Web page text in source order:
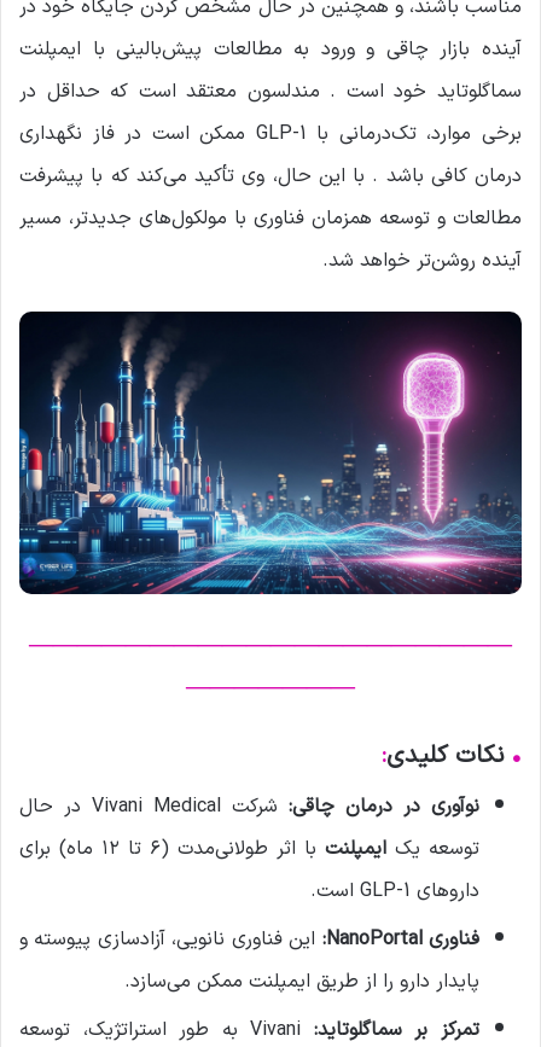
مناسب باشند، و همچنین در حال مشخص کردن جایگاه خود در
آینده بازار چاقی و ورود به مطالعات پیش‌بالینی با ایمپلنت
سماگلوتاید خود است . مندلسون معتقد است که حداقل در
برخی موارد، تک‌درمانی با GLP-1 ممکن است در فاز نگهداری
درمان کافی باشد . با این حال، وی تأکید می‌کند که با پیشرفت
مطالعات و توسعه همزمان فناوری با مولکول‌های جدیدتر، مسیر
آینده روشن‌تر خواهد شد.
————————————————————
———————
• نکات کلیدی:
نوآوری در درمان چاقی:
شرکت Vivani Medical در حال
توسعه یک ایمپلنت
با اثر طولانی‌مدت (۶ تا ۱۲ ماه) برای
داروهای GLP-1 است.
فناوری NanoPortal:
این فناوری نانویی، آزادسازی پیوسته و
پایدار دارو را از طریق ایمپلنت ممکن می‌سازد.
تمرکز بر سماگلوتاید:
Vivani به طور استراتژیک، توسعه